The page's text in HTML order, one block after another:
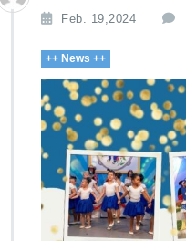
Feb. 19,2024
++ News ++